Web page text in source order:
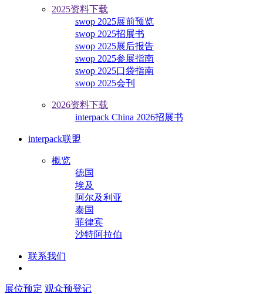
2025资料下载
swop 2025展前预览
swop 2025招展书
swop 2025展后报告
swop 2025参展指南
swop 2025口袋指南
swop 2025会刊
2026资料下载
interpack China 2026招展书
interpack联盟
概览
德国
埃及
阿尔及利亚
泰国
菲律宾
沙特阿拉伯
联系我们
展位预定 观众预登记